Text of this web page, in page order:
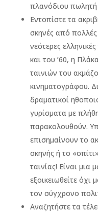
πλανόδιου
Εντοπίστε τα
σκηνές από πολλές
νεότερες ελληνικές
και του ’60, η
ταινιών του
κινηματογράφου.
δραματικοί
γυρίσματα με
παρακολουθούν.
επισημαίνουν το
σκηνής ή το
ταινίας! Είναι μια
εξοικειωθείτε όχι
τον σύγχρονο
Αναζητήστε τα